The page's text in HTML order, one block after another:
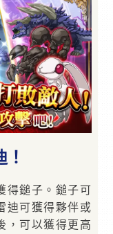
得鎚子。鎚子可
迪可獲得夥伴或
，可以獲得更高